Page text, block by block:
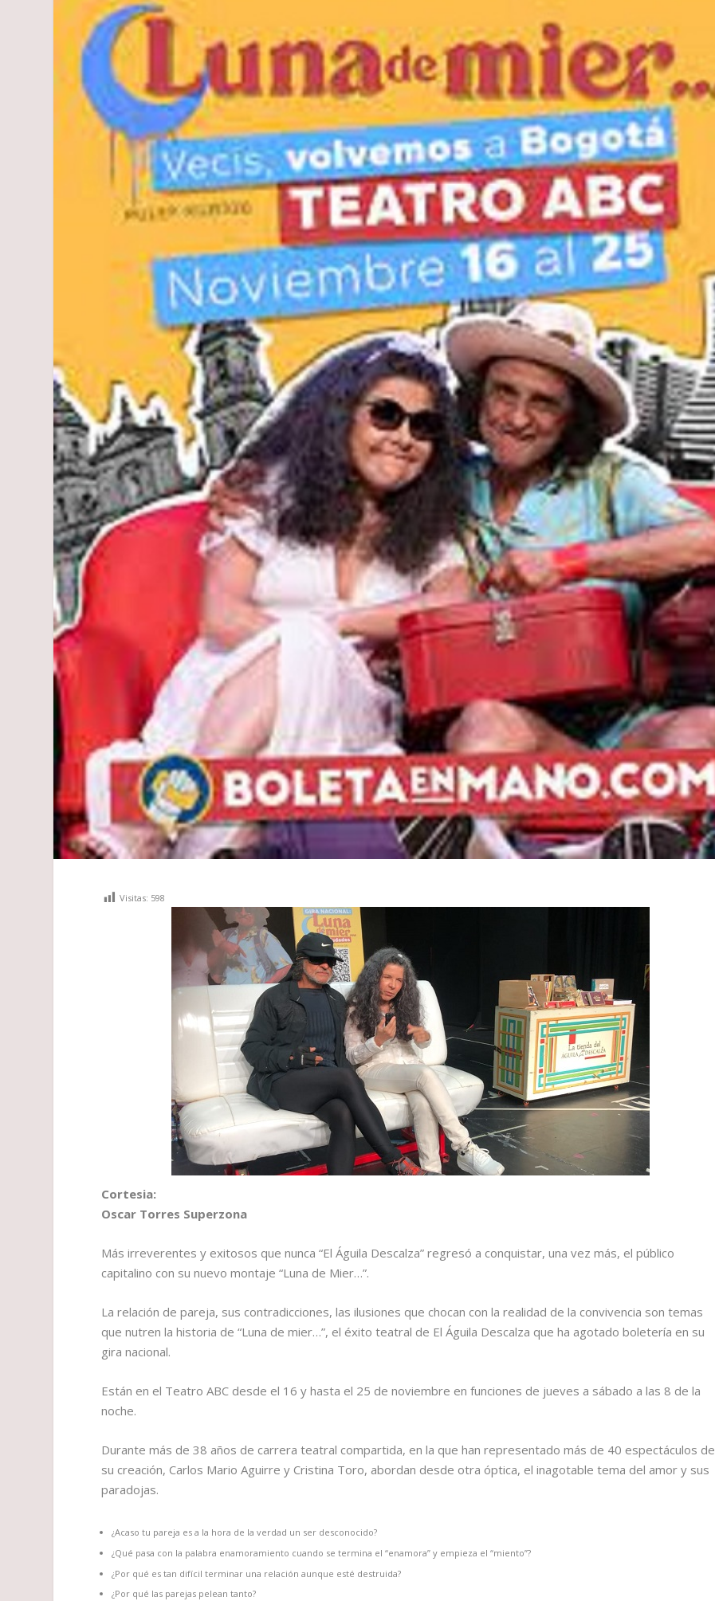
Visitas: 598
Cortesia:
Oscar Torres Superzona
Más irreverentes y exitosos que nunca “El Águila Descalza” regresó a conquistar, una vez más, el público
capitalino con su nuevo montaje “Luna de Mier…”.
La relación de pareja, sus contradicciones, las ilusiones que chocan con la realidad de la convivencia son temas
que nutren la historia de “Luna de mier…”, el éxito teatral de El Águila Descalza que ha agotado boletería en su
gira nacional.
Están en el Teatro ABC desde el 16 y hasta el 25 de noviembre en funciones de jueves a sábado a las 8 de la
noche.
Durante más de 38 años de carrera teatral compartida, en la que han representado más de 40 espectáculos de
su creación, Carlos Mario Aguirre y Cristina Toro, abordan desde otra óptica, el inagotable tema del amor y sus
paradojas.
¿Acaso tu pareja es a la hora de la verdad un ser desconocido?
¿Qué pasa con la palabra enamoramiento cuando se termina el “enamora” y empieza el “miento”?
¿Por qué es tan difícil terminar una relación aunque esté destruida?
¿Por qué las parejas pelean tanto?